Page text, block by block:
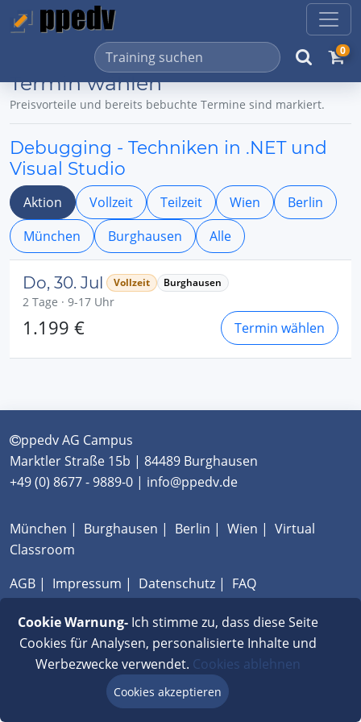
0
Termin wählen
Preisvorteile und bereits bebuchte Termine sind markiert.
Debugging - Techniken in .NET und
Visual Studio
Aktion Vollzeit Teilzeit Wien
Berlin
München
Burghausen Alle
Do, 30. Jul Vollzeit Burghausen
2 Tage · 9-17 Uhr
1.199 € Termin wählen
ppedv AG Campus
Marktler Straße 15b | 84489 Burghausen
+49 (0) 8677 - 9889-0 | info@ppedv.de
München | Burghausen | Berlin | Wien | Virtual
Classroom
AGB | Impressum | Datenschutz | FAQ
Cookie Warnung-Ich stimme zu, dass diese Seite
Cookies für Analysen, personalisierte Inhalte und
Werbezwecke verwendet. Cookies ablehnen
Cookies akzeptieren